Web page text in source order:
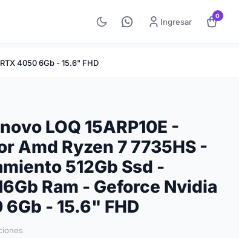
Ingresar
0
4050 6Gb - 15.6" FHD
LOQ 15ARP10E -
Amd Ryzen 7 7735HS -
512Gb Ssd -
Ram - Geforce Nvidia
- 15.6" FHD